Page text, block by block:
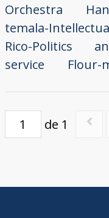
Orchestra
temala-
Rico-Politics
service
Flour-
de 1